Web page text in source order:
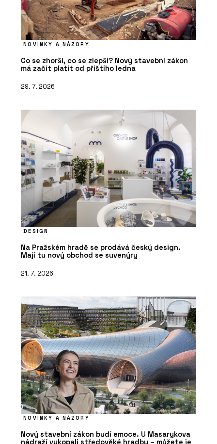
NOVINKY A NÁZORY
Co se zhorší, co se zlepší? Nový stavební zákon
má začít platit od příštího ledna
29. 7. 2026
DESIGN
Na Pražském hradě se prodává český design.
Mají tu nový obchod se suvenýry
21. 7. 2026
NOVINKY A NÁZORY
Nový stavební zákon budí emoce. U Masarykova
nádraží vykopali středověké hradby – můžete je